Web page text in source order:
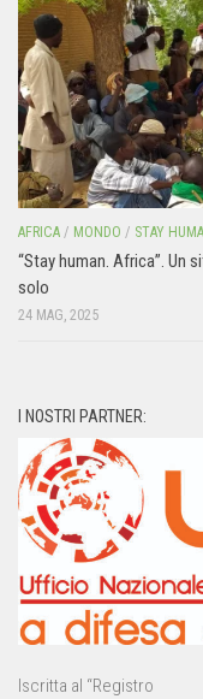
AFRICA / MONDO / STAY
“Stay human. Africa”. Un
solo
24 MAG, 2025
I NOSTRI PARTNER:
Iscritta al “Registro